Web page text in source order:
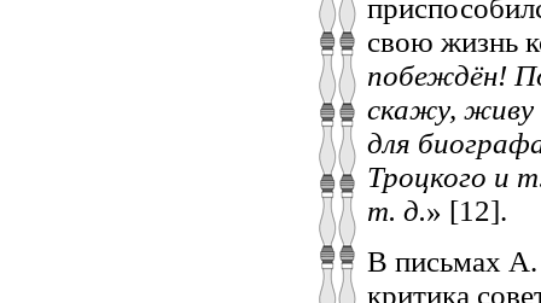
свою жизнь
побеждён!
скажу, живу
для
Троцкого и
т. д.» [12].
В письмах А.
критика